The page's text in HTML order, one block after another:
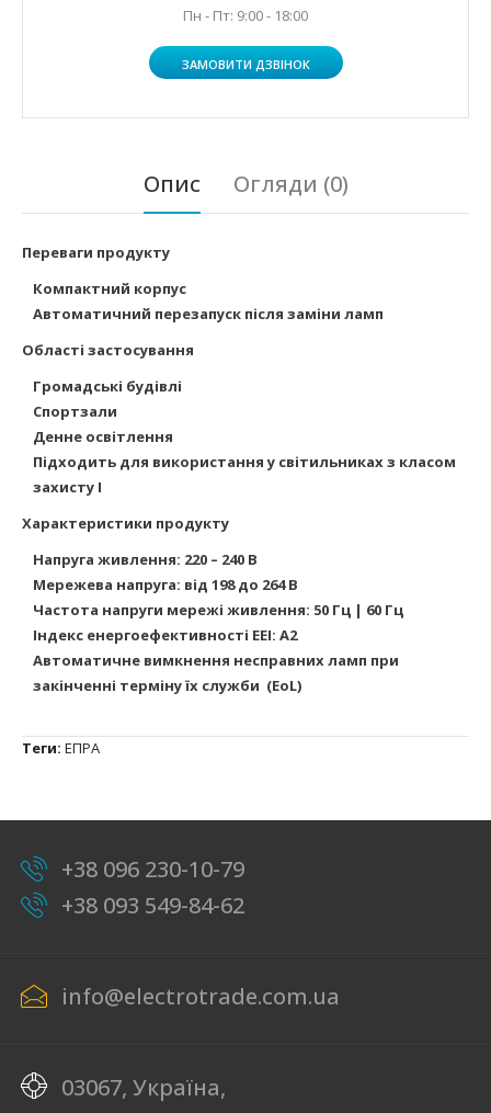
Пн - Пт: 9:00 - 18:00
ЗАМОВИТИ ДЗВІНОК
Опис Огляди (0)
Переваги продукту
Компактний корпус
Автоматичний перезапуск після заміни ламп
Області застосування
Громадські будівлі
Спортзали
Денне освітлення
Підходить для використання у світильниках з класом
захисту I
Характеристики продукту
Напруга живлення: 220 – 240 В
Мережева напруга: від 198 до 264 В
Частота напруги мережі живлення: 50 Гц | 60 Гц
Індекс енергоефективності EEI: A2
Автоматичне вимкнення несправних ламп при
закінченні терміну їх служби (EoL)
Теги: ЕПРА
+38 096 230-10-79
+38 093 549-84-62
info@electrotrade.com.ua
03067, Україна,